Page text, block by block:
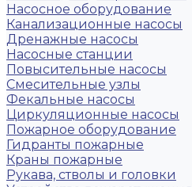
Насосное оборудование
Канализационные насосы
Дренажные насосы
Насосные станции
Повысительные насосы
Смесительные узлы
Фекальные насосы
Циркуляционные насосы
Пожарное оборудование
Гидранты пожарные
Краны пожарные
Рукава, стволы и головки